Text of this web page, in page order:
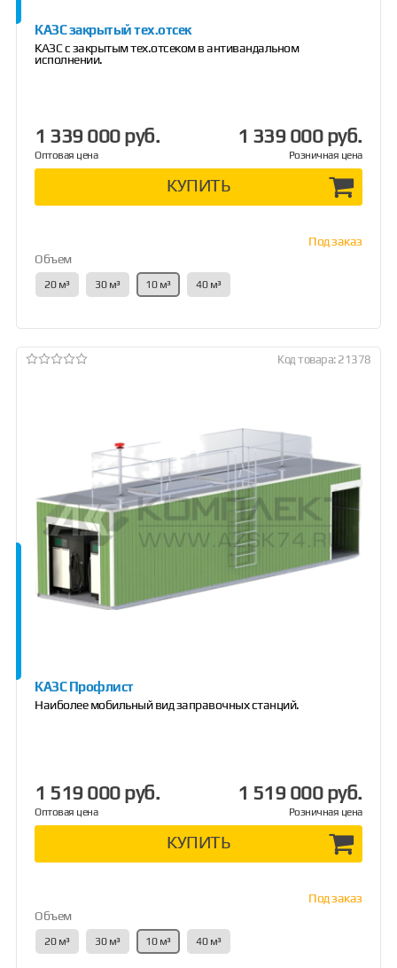
КАЗС закрытый тех.отсек
КАЗС с закрытым тех.отсеком в антивандальном
исполнении.
1 339 000 руб.
Оптовая цена
1 339 000 руб.
Розничная цена
КУПИТЬ
Под заказ
Объем
20 м³ 30 м³ 10 м³ 40 м³
Код товара: 21378
КАЗС Профлист
Наиболее мобильный вид заправочных станций.
1 519 000 руб.
Оптовая цена
1 519 000 руб.
Розничная цена
КУПИТЬ
Под заказ
Объем
20 м³ 30 м³ 10 м³ 40 м³